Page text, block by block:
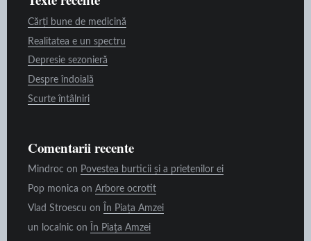
Cărți bune de medicină
Realitatea e un spectru
Depresie sezonieră
Despre îndoială
Scurte întâlniri
Comentarii recente
Mindroc on Povestea burticii și a prietenilor ei
Pop monica on Arbore ocrotit
Vlad Stroescu on
În Piața Amzei
un localnic on
În Piața Amzei